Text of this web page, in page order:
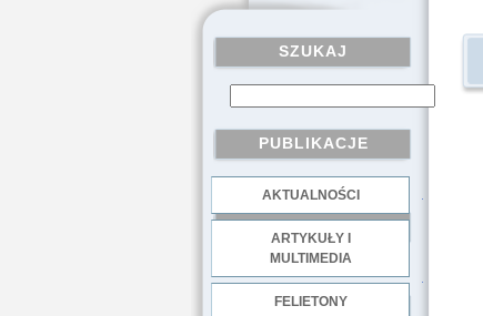
SZUKAJ
PUBLIKACJE
AKTUALNOŚCI
ARTYKUŁY I
MULTIMEDIA
FELIETONY